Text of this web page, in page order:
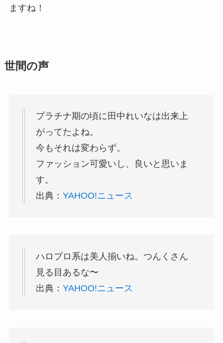
ますね！
世間の声
プラチナ期の頃に田中れいなは出来上
がってたよね。
今もそれは変わらず。
ファッション可愛いし、良いと思いま
す。
出典： YAHOO!ニュース
ハロプロ系は美人揃いね。つんくさん
見る目あるな〜
出典： YAHOO!ニュース